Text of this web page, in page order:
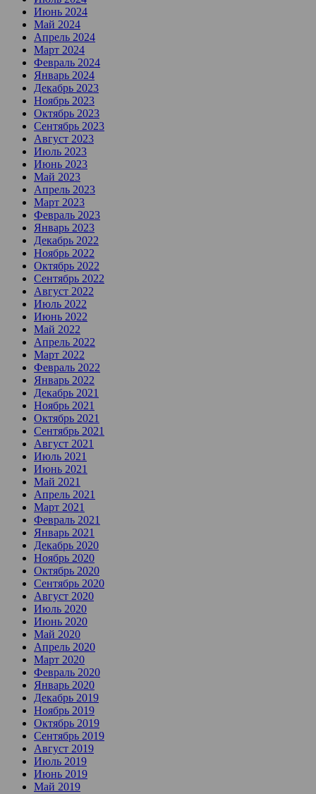
Июнь 2024
Май 2024
Апрель 2024
Март 2024
Февраль 2024
Январь 2024
Декабрь 2023
Ноябрь 2023
Октябрь 2023
Сентябрь 2023
Август 2023
Июль 2023
Июнь 2023
Май 2023
Апрель 2023
Март 2023
Февраль 2023
Январь 2023
Декабрь 2022
Ноябрь 2022
Октябрь 2022
Сентябрь 2022
Август 2022
Июль 2022
Июнь 2022
Май 2022
Апрель 2022
Март 2022
Февраль 2022
Январь 2022
Декабрь 2021
Ноябрь 2021
Октябрь 2021
Сентябрь 2021
Август 2021
Июль 2021
Июнь 2021
Май 2021
Апрель 2021
Март 2021
Февраль 2021
Январь 2021
Декабрь 2020
Ноябрь 2020
Октябрь 2020
Сентябрь 2020
Август 2020
Июль 2020
Июнь 2020
Май 2020
Апрель 2020
Март 2020
Февраль 2020
Январь 2020
Декабрь 2019
Ноябрь 2019
Октябрь 2019
Сентябрь 2019
Август 2019
Июль 2019
Июнь 2019
Май 2019